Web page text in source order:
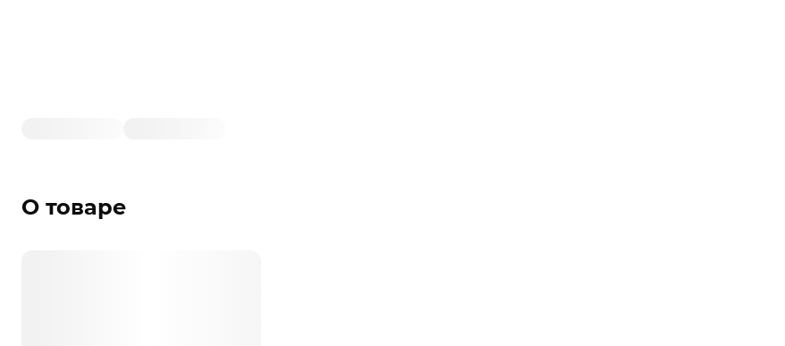
О товаре